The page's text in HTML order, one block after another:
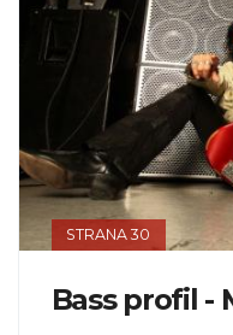
STRANA 30
Bass profil -